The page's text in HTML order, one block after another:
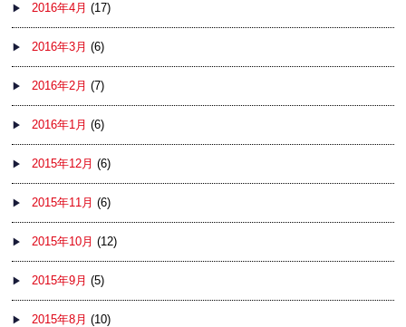
2016年4月 (17)
2016年3月 (6)
2016年2月 (7)
2016年1月 (6)
2015年12月 (6)
2015年11月 (6)
2015年10月 (12)
2015年9月 (5)
2015年8月 (10)